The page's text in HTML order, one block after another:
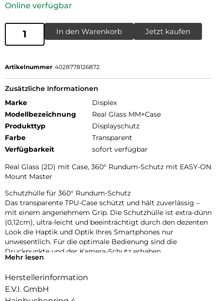
Online verfügbar
In den Warenkorb Jetzt kaufen
Artikelnummer 4028778126872
Zusätzliche Informationen
Marke
Displex
Modellbezeichnung
Real Glass MM+Case
Produkttyp
Displayschutz
Farbe
Transparent
Verfügbarkeit
sofort verfügbar
Real Glass (2D) mit Case, 360° Rundum-Schutz mit EASY-ON
Mount Master
Schutzhülle für 360° Rundum-Schutz
Das transparente TPU-Case schützt und hält zuverlässig –
mit einem angenehmem Grip. Die Schutzhülle ist extra-dünn
(0,12cm), ultra-leicht und beeinträchtigt durch den dezenten
Look die Haptik und Optik Ihres Smartphones nur
unwesentlich. Für die optimale Bedienung sind die
Druckpunkte und der Kamera-Schutz erhaben.
Das Displex Panzerglas hat einen Härtegrad von 10H und ist
damit nicht nur kratz-, bruch-, und stoßfester als
vergleichbare Markenprodukte, sondern übertrifft sogar
Mehr lesen
Herstellerinformation
E.V.I. GmbH